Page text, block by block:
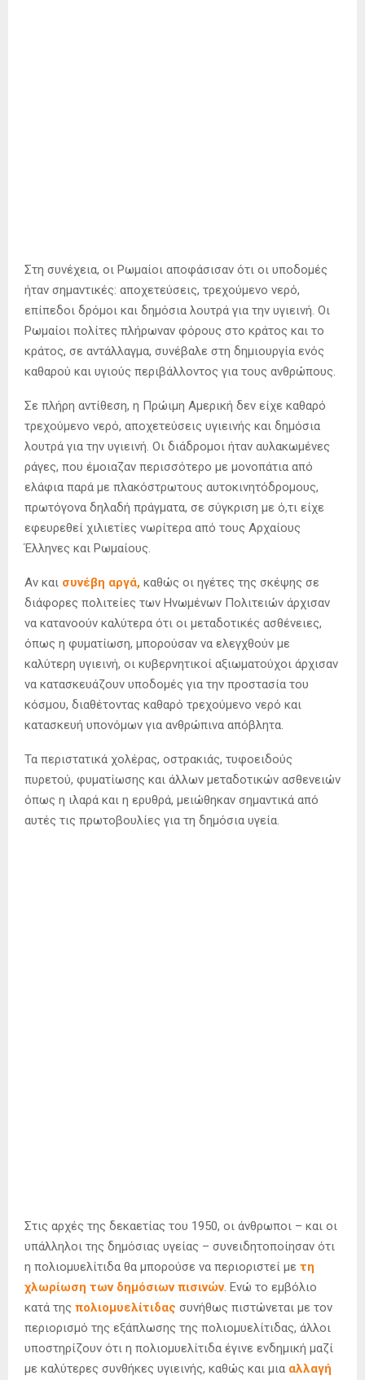
Στη συνέχεια, οι Ρωμαίοι αποφάσισαν ότι οι υποδομές
ήταν σημαντικές: αποχετεύσεις, τρεχούμενο νερό,
επίπεδοι δρόμοι και δημόσια λουτρά για την υγιεινή. Οι
Ρωμαίοι πολίτες πλήρωναν φόρους στο κράτος και το
κράτος, σε αντάλλαγμα, συνέβαλε στη δημιουργία ενός
καθαρού και υγιούς περιβάλλοντος για τους ανθρώπους.
Σε πλήρη αντίθεση, η Πρώιμη Αμερική δεν είχε καθαρό
τρεχούμενο νερό, αποχετεύσεις υγιεινής και δημόσια
λουτρά για την υγιεινή. Οι διάδρομοι ήταν αυλακωμένες
ράγες, που έμοιαζαν περισσότερο με μονοπάτια από
ελάφια παρά με πλακόστρωτους αυτοκινητόδρομους,
πρωτόγονα δηλαδή πράγματα, σε σύγκριση με ό,τι είχε
εφευρεθεί χιλιετίες νωρίτερα από τους Αρχαίους
Έλληνες και Ρωμαίους.
Αν και συνέβη αργά, καθώς οι ηγέτες της σκέψης σε
διάφορες πολιτείες των Ηνωμένων Πολιτειών άρχισαν
να κατανοούν καλύτερα ότι οι μεταδοτικές ασθένειες,
όπως η φυματίωση, μπορούσαν να ελεγχθούν με
καλύτερη υγιεινή, οι κυβερνητικοί αξιωματούχοι άρχισαν
να κατασκευάζουν υποδομές για την προστασία του
κόσμου, διαθέτοντας καθαρό τρεχούμενο νερό και
κατασκευή υπονόμων για ανθρώπινα απόβλητα.
Τα περιστατικά χολέρας, οστρακιάς, τυφοειδούς
πυρετού, φυματίωσης και άλλων μεταδοτικών ασθενειών
όπως η ιλαρά και η ερυθρά, μειώθηκαν σημαντικά από
αυτές τις πρωτοβουλίες για τη δημόσια υγεία.
Στις αρχές της δεκαετίας του 1950, οι άνθρωποι – και οι
υπάλληλοι της δημόσιας υγείας – συνειδητοποίησαν ότι
η πολιομυελίτιδα θα μπορούσε να περιοριστεί με τη
χλωρίωση των δημόσιων πισινών. Ενώ το εμβόλιο
κατά της πολιομυελίτιδας συνήθως πιστώνεται με τον
περιορισμό της εξάπλωσης της πολιομυελίτιδας, άλλοι
υποστηρίζουν ότι η πολιομυελίτιδα έγινε ενδημική μαζί
με καλύτερες συνθήκες υγιεινής, καθώς και μια αλλαγή